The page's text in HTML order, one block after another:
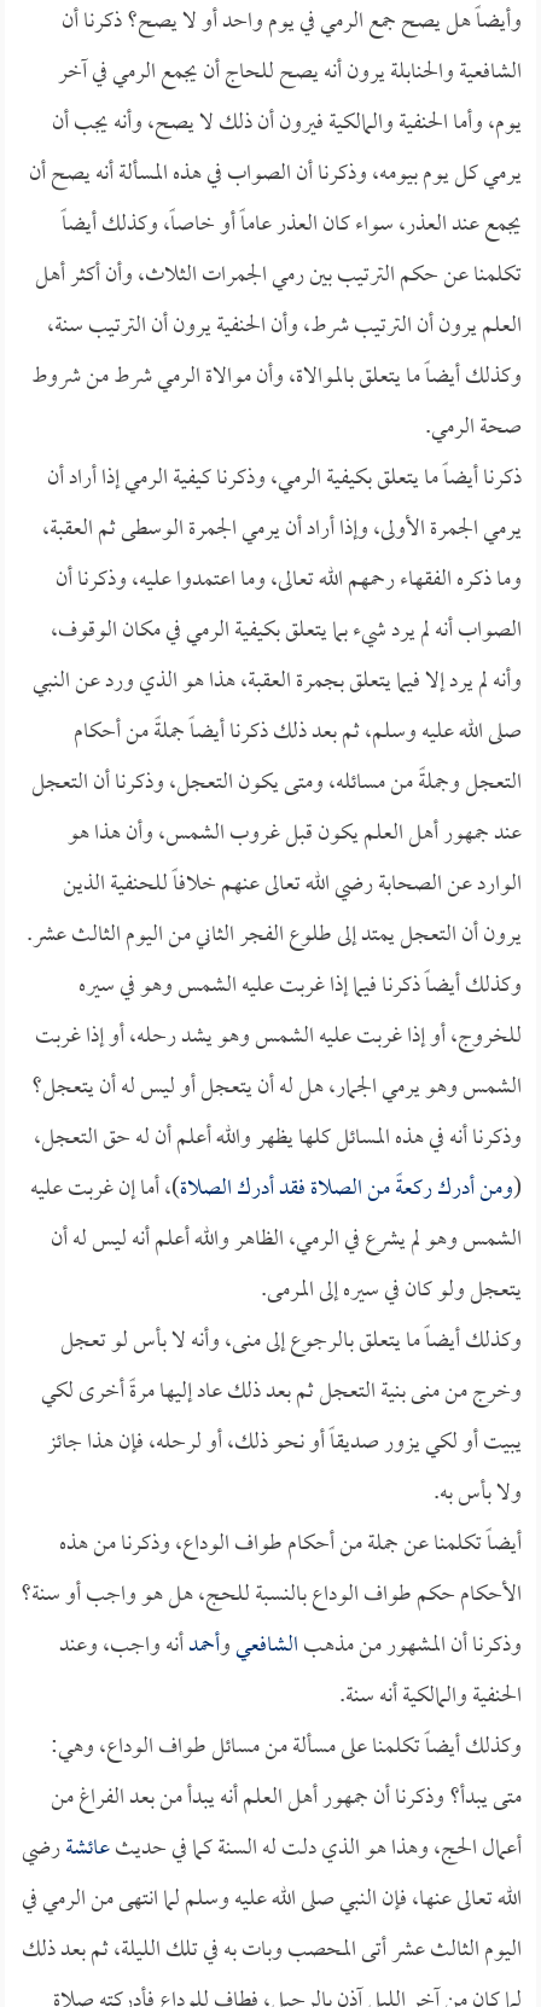
وأيضاً هل يصح جمع الرمي في يوم واحد أو لا يصح؟ ذكرنا أن
الشافعية والحنابلة يرون أنه يصح للحاج أن يجمع الرمي في آخر
يوم، وأما الحنفية والمالكية فيرون أن ذلك لا يصح، وأنه يجب أن
يرمي كل يوم بيومه، وذكرنا أن الصواب في هذه المسألة أنه يصح أن
يجمع عند العذر، سواء كان العذر عاماً أو خاصاً، وكذلك أيضاً
تكلمنا عن حكم الترتيب بين رمي الجمرات الثلاث، وأن أكثر أهل
العلم يرون أن الترتيب شرط، وأن الحنفية يرون أن الترتيب سنة،
وكذلك أيضاً ما يتعلق بالموالاة، وأن موالاة الرمي شرط من شروط
صحة الرمي.
ذكرنا أيضاً ما يتعلق بكيفية الرمي، وذكرنا كيفية الرمي إذا أراد أن
يرمي الجمرة الأولى، وإذا أراد أن يرمي الجمرة الوسطى ثم العقبة،
وما ذكره الفقهاء رحمهم الله تعالى، وما اعتمدوا عليه، وذكرنا أن
الصواب أنه لم يرد شيء بما يتعلق بكيفية الرمي في مكان الوقوف،
وأنه لم يرد إلا فيما يتعلق بجمرة العقبة، هذا هو الذي ورد عن النبي
صلى الله عليه وسلم، ثم بعد ذلك ذكرنا أيضاً جملةً من أحكام
التعجل وجملةً من مسائله، ومتى يكون التعجل، وذكرنا أن التعجل
عند جمهور أهل العلم يكون قبل غروب الشمس، وأن هذا هو
الوارد عن الصحابة رضي الله تعالى عنهم خلافاً للحنفية الذين
يرون أن التعجل يمتد إلى طلوع الفجر الثاني من اليوم الثالث عشر.
وكذلك أيضاً ذكرنا فيما إذا غربت عليه الشمس وهو في سيره
للخروج، أو إذا غربت عليه الشمس وهو يشد رحله، أو إذا غربت
الشمس وهو يرمي الجمار، هل له أن يتعجل أو ليس له أن يتعجل؟
وذكرنا أنه في هذه المسائل كلها يظهر والله أعلم أن له حق التعجل،
(ومن أدرك ركعةً من الصلاة فقد أدرك الصلاة)، أما إن غربت عليه
الشمس وهو لم يشرع في الرمي، الظاهر والله أعلم أنه ليس له أن
يتعجل ولو كان في سيره إلى المرمى.
وكذلك أيضاً ما يتعلق بالرجوع إلى منى، وأنه لا بأس لو تعجل
وخرج من منى بنية التعجل ثم بعد ذلك عاد إليها مرةً أخرى لكي
يبيت أو لكي يزور صديقاً أو نحو ذلك، أو لرحله، فإن هذا جائز
ولا بأس به.
أيضاً تكلمنا عن جملة من أحكام طواف الوداع، وذكرنا من هذه
الأحكام حكم طواف الوداع بالنسبة للحج، هل هو واجب أو سنة؟
وذكرنا أن المشهور من مذهبالشافعيوأحمدأنه واجب، وعند
الحنفية والمالكية أنه سنة.
وكذلك أيضاً تكلمنا على مسألة من مسائل طواف الوداع، وهي:
متى يبدأ؟ وذكرنا أن جمهور أهل العلم أنه يبدأ من بعد الفراغ من
أعمال الحج، وهذا هو الذي دلت له السنة كما في حديثعائشةرضي
الله تعالى عنها، فإن النبي صلى الله عليه وسلم لما انتهى من الرمي في
اليوم الثالث عشر أتى المحصب وبات به في تلك الليلة، ثم بعد ذلك